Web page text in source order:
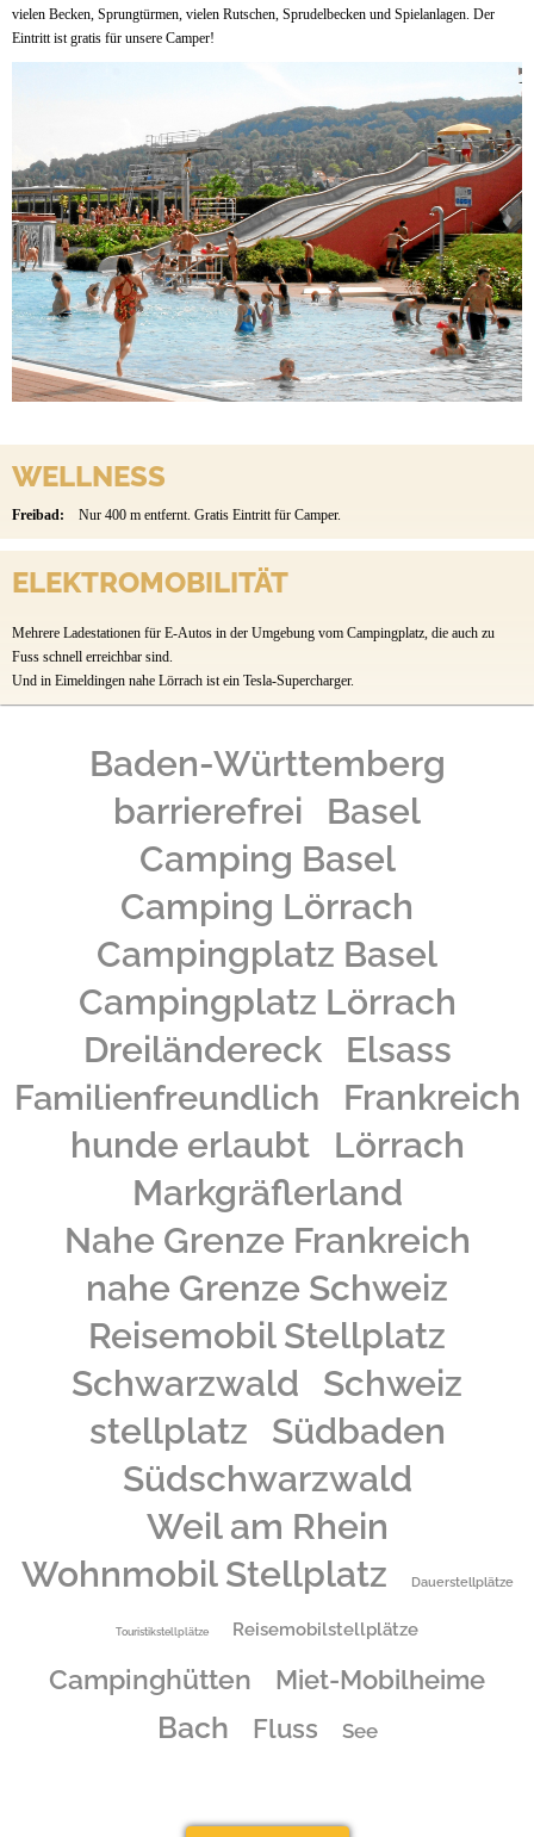
vielen Becken, Sprungtürmen, vielen Rutschen, Sprudelbecken und Spielanlagen. Der
Eintritt ist gratis für unsere Camper!
WELLNESS
Freibad: Nur 400 m entfernt. Gratis Eintritt für Camper.
ELEKTROMOBILITÄT
Mehrere Ladestationen für E-Autos in der Umgebung vom Campingplatz, die auch zu
Fuss schnell erreichbar sind.
Und in Eimeldingen nahe Lörrach ist ein Tesla-Supercharger.
Baden-Württemberg
barrierefrei
Basel
Camping Basel
Camping Lörrach
Campingplatz Basel
Campingplatz Lörrach
Dreiländereck
Elsass
Familienfreundlich
Frankreich
hunde erlaubt
Lörrach
Markgräflerland
Nahe Grenze Frankreich
nahe Grenze Schweiz
Reisemobil Stellplatz
Schwarzwald
Schweiz
stellplatz
Südbaden
Südschwarzwald
Weil am Rhein
Wohnmobil Stellplatz
Dauerstellplätze
Touristikstellplätze Reisemobilstellplätze
Campinghütten Miet-Mobilheime
Bach Fluss See